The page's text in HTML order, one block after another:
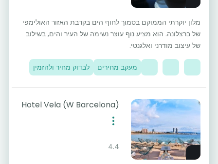
מלון יוקרתי הממוקם בסמוך לחוף הים בקרבת האזור האולימפי
של ברצלונה. הוא מציע נוף עוצר נשימה של העיר והים, בשילוב
של עיצוב מודרני ואלגנטי.
מעקב מחירים לבדוק מחיר ולהזמין
Hotel Vela (W Barcelona)
4.4